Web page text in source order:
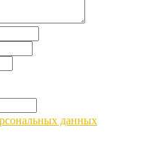
данных